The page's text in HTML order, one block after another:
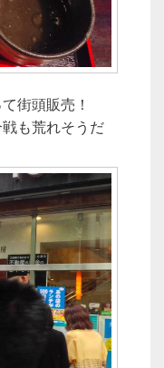
街頭販売！
も荒れそうだ